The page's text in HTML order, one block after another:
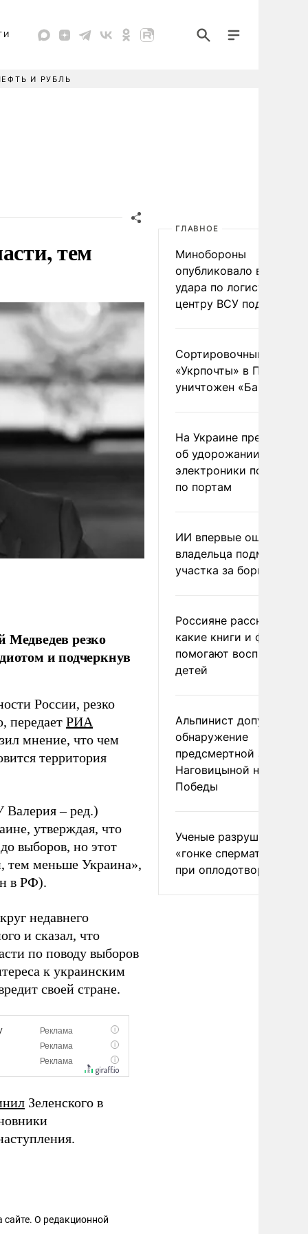
И РУБЛЬ
тем
Медведев резко
и подчеркнув
России, резко
передает РИА
мнение, что чем
территория
Валерия – ред.)
утверждая, что
выборов, но этот
тем меньше Украина»,
в РФ).
недавнего
и сказал, что
по поводу выборов
к украинским
своей стране.
Зеленского в
сайте. О редакционной
ГЛАВНОЕ
Минобороны
опубликовало видео
удара по
центру ВСУ под Киевом
Сортировочный пункт
«Укрпочты» в
уничтожен
На Украине
об удорожании
электроники после
по портам
ИИ впервые
владельца
участка за борщевик
Россияне рассказали,
какие книги и фильмы
помогают воспитывать
детей
Альпинист допустил
обнаружение
предсмертной записки
Наговицыной на пике
Победы
Ученые разрушили миф
«гонке
при оплодотворении